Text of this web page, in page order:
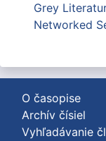
Grey
Networked
O časopise
Archív čísiel
Vyhľadávanie